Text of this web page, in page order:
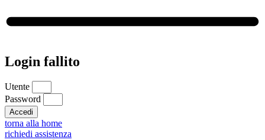
Login fallito
Utente
Password
Accedi
torna alla home
richiedi assistenza